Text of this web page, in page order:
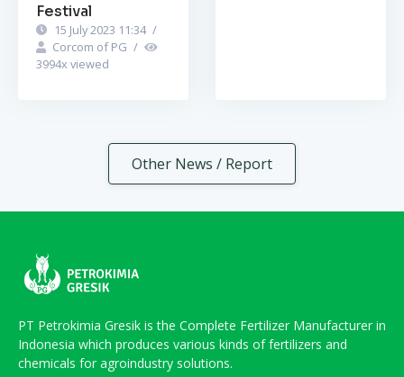
Festival
15 July 2023 11:34 /
Corcom of PG /
3994x viewed
Other News / Report
PT Petrokimia Gresik is the Complete Fertilizer Manufacturer in
Indonesia which produces various kinds of fertilizers and
chemicals for agroindustry solutions.